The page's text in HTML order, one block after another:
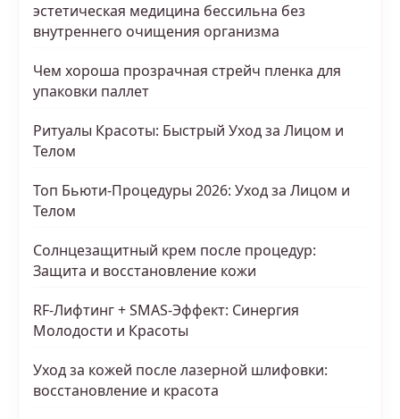
эстетическая медицина бессильна без
внутреннего очищения организма
Чем хороша прозрачная стрейч пленка для
упаковки паллет
Ритуалы Красоты: Быстрый Уход за Лицом и
Телом
Топ Бьюти-Процедуры 2026: Уход за Лицом и
Телом
Солнцезащитный крем после процедур:
Защита и восстановление кожи
RF-Лифтинг + SMAS-Эффект: Синергия
Молодости и Красоты
Уход за кожей после лазерной шлифовки:
восстановление и красота